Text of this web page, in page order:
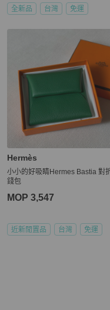
全新品 台灣 免運
Hermès
小小的好吸睛Hermes Bastia 對
錢包
MOP 3,547
近新閒置品 台灣 免運